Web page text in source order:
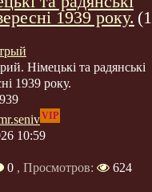
1939 року. (1
Німецькі та радянські
1939 року.
VIP
10:59
0 , Просмотров: 624